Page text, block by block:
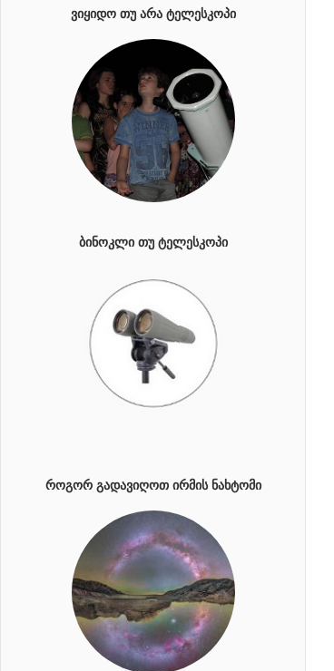
ᲕᲘᲧᲘᲓᲝ ᲗᲣ ᲐᲠᲐ ᲢᲔᲚᲔᲡᲙᲝᲞᲘ
ᲑᲘᲜᲝᲙᲚᲘ ᲗᲣ ᲢᲔᲚᲔᲡᲙᲝᲞᲘ
ᲠᲝᲒᲝᲠ ᲒᲐᲓᲐᲕᲘᲦᲝᲗ ᲘᲠᲛᲘᲡ ᲜᲐᲮᲢᲝᲛᲘ